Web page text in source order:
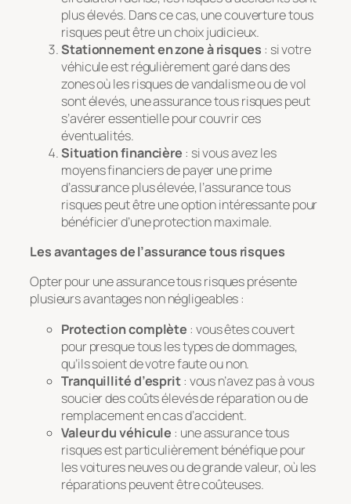
plus élevés. Dans ce cas, une couverture tous
risques peut être un choix judicieux.
Stationnement en zone à risques : si votre
véhicule est régulièrement garé dans des
zones où les risques de vandalisme ou de vol
sont élevés, une assurance tous risques peut
s’avérer essentielle pour couvrir ces
éventualités.
Situation financière : si vous avez les
moyens financiers de payer une prime
d’assurance plus élevée, l’assurance tous
risques peut être une option intéressante pour
bénéficier d’une protection maximale.
Les avantages de l’assurance tous risques
Opter pour une assurance tous risques présente
plusieurs avantages non négligeables :
Protection complète : vous êtes couvert
pour presque tous les types de dommages,
qu’ils soient de votre faute ou non.
Tranquillité d’esprit: vous n’avez pas à vous
soucier des coûts élevés de réparation ou de
remplacement en cas d’accident.
Valeur du véhicule : une assurance tous
risques est particulièrement bénéfique pour
les voitures neuves ou de grande valeur, où les
réparations peuvent être coûteuses.